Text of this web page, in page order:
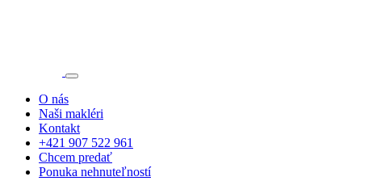
O nás
Naši makléri
Kontakt
+421 907 522 961
Chcem predať
Ponuka nehnuteľností